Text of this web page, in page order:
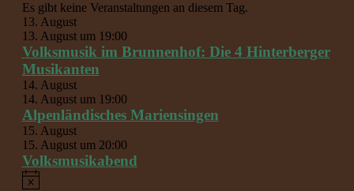
Es gibt keine Veranstaltungen an diesem Tag.
13. August
13. August um 19:00
Volksmusik im Brunnenhof: Die 4 Hinterberger
Musikanten
14. August
14. August um 19:00
Alpenländisches Mariensingen
15. August
15. August um 20:00
Volksmusikabend
Hinweis